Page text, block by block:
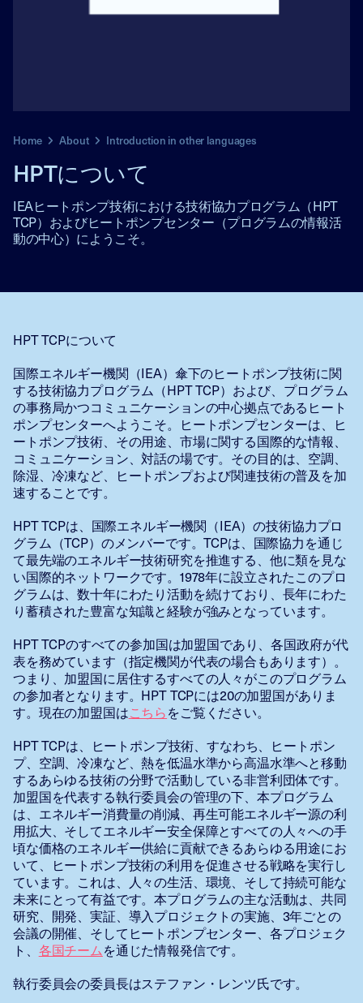
Home About Introduction in other languages
HPTについて
IEAヒートポンプ技術における技術協力プログラム（HPT
TCP）およびヒートポンプセンター（プログラムの情報活
動の中心）にようこそ。
HPT TCPについて
国際エネルギー機関（IEA）傘下のヒートポンプ技術に関
する技術協力プログラム（HPT TCP）および、プログラム
の事務局かつコミュニケーションの中心拠点であるヒート
ポンプセンターへようこそ。ヒートポンプセンターは、ヒ
ートポンプ技術、その用途、市場に関する国際的な情報、
コミュニケーション、対話の場です。その目的は、空調、
除湿、冷凍など、ヒートポンプおよび関連技術の普及を加
速することです。
HPT TCPは、国際エネルギー機関（IEA）の技術協力プロ
グラム（TCP）のメンバーです。TCPは、国際協力を通じ
て最先端のエネルギー技術研究を推進する、他に類を見な
い国際的ネットワークです。1978年に設立されたこのプロ
グラムは、数十年にわたり活動を続けており、長年にわた
り蓄積された豊富な知識と経験が強みとなっています。
HPT TCPのすべての参加国は加盟国であり、各国政府が代
表を務めています（指定機関が代表の場合もあります）。
つまり、加盟国に居住するすべての人々がこのプログラム
の参加者となります。HPT TCPには20の加盟国がありま
す。現在の加盟国はこちらをご覧ください。
HPT TCPは、ヒートポンプ技術、すなわち、ヒートポン
プ、空調、冷凍など、熱を低温水準から高温水準へと移動
するあらゆる技術の分野で活動している非営利団体です。
加盟国を代表する執行委員会の管理の下、本プログラム
は、エネルギー消費量の削減、再生可能エネルギー源の利
用拡大、そしてエネルギー安全保障とすべての人々への手
頃な価格のエネルギー供給に貢献できるあらゆる用途にお
いて、ヒートポンプ技術の利用を促進させる戦略を実行し
ています。これは、人々の生活、環境、そして持続可能な
未来にとって有益です。本プログラムの主な活動は、共同
研究、開発、実証、導入プロジェクトの実施、3年ごとの
会議の開催、そしてヒートポンプセンター、各プロジェク
ト、 各国チームを通じた情報発信です。
執行委員会の委員長はステファン・レンツ氏です。